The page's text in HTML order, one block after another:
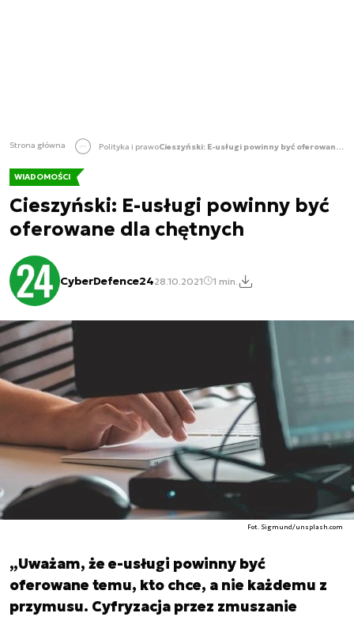
Strona główna Polityka i prawo Cieszyński: E-usługi powinny być oferowane dla chętnych
WIADOMOŚCI
Cieszyński: E-usługi powinny być
oferowane dla chętnych
CyberDefence2428.10.2021 1 min.
Fot. Sigmund/unsplash.com
„Uważam, że e-usługi powinny być
oferowane temu, kto chce, a nie każdemu z
przymusu. Cyfryzacja przez zmuszanie